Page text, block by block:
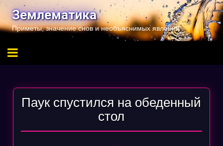
Перейти
содержимому
Землематика
Приметы, значение снов и необъяснимых явлений
Паук спустился на обеденный
стол